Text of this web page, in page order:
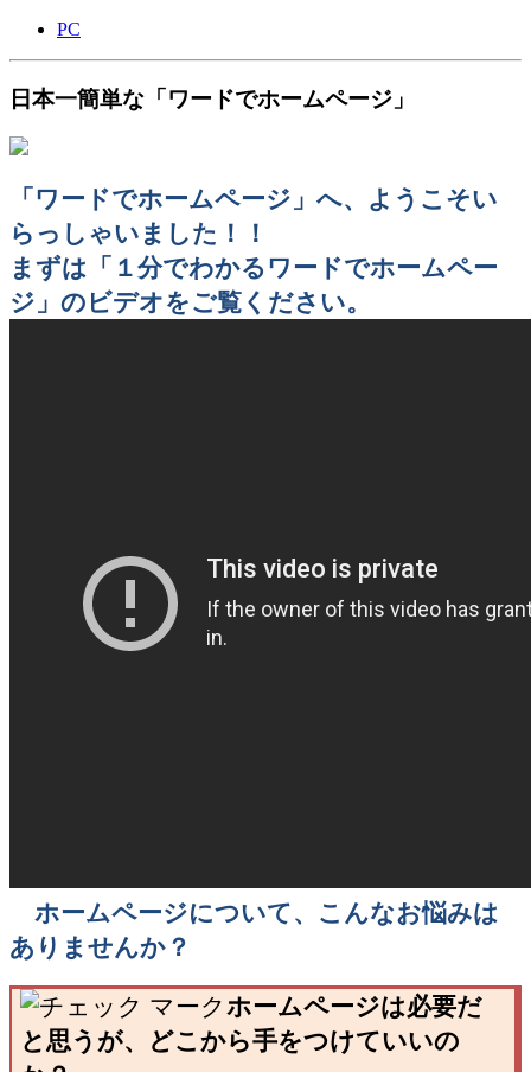
PC
日本一簡単な「ワードでホームページ」
「ワードでホームページ」へ、ようこそい
らっしゃいました！！
まずは「１分でわかるワードでホームペー
ジ」のビデオをご覧ください。
ホームページについて、こんなお悩みは
ありませんか？
ホームページは必要だ
と思うが、どこから手をつけていいの